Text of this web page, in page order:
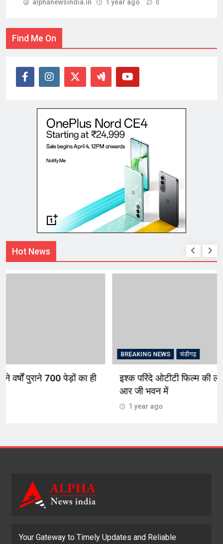
alphanewsindia.in 1 year ago 0
Find Me On
Hot News
इश्क परिंदे ओटीटी फिल्म की लांचिंग सेरेमनी शनिवार को
Your Gateway to Timely Updates and Reliable